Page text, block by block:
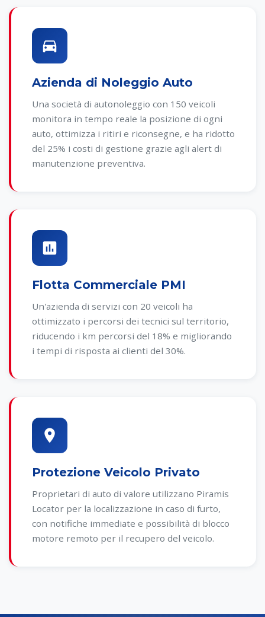
Azienda di Noleggio Auto
Una società di autonoleggio con 150 veicoli
monitora in tempo reale la posizione di ogni
auto, ottimizza i ritiri e riconsegne, e ha ridotto
del 25% i costi di gestione grazie agli alert di
manutenzione preventiva.
Flotta Commerciale PMI
Un'azienda di servizi con 20 veicoli ha
ottimizzato i percorsi dei tecnici sul territorio,
riducendo i km percorsi del 18% e migliorando
i tempi di risposta ai clienti del 30%.
Protezione Veicolo Privato
Proprietari di auto di valore utilizzano Piramis
Locator per la localizzazione in caso di furto,
con notifiche immediate e possibilità di blocco
motore remoto per il recupero del veicolo.